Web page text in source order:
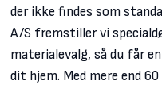
der ikke findes som
A/S fremstiller vi
materialevalg, så du får
dit hjem. Med mere end